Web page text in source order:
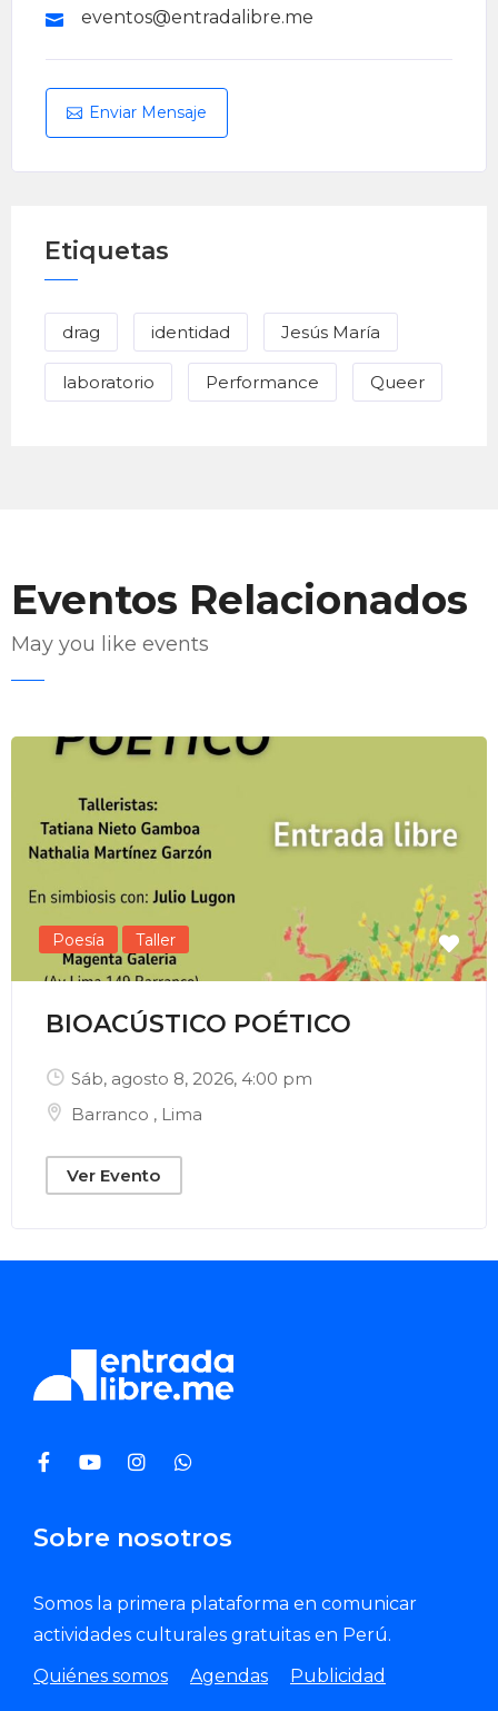
eventos@entradalibre.me
Enviar Mensaje
Enviar Correo
Etiquetas
drag identidad Jesús María
laboratorio Performance Queer
Eventos Relacionados
May you like events
Poesía Taller
BIOACÚSTICO POÉTICO
Sáb, agosto 8, 2026, 4:00 pm
Barranco , Lima
Ver Evento
Sobre nosotros
Somos la primera plataforma en comunicar
actividades culturales gratuitas en Perú.
Quiénes somos
Agendas Publicidad